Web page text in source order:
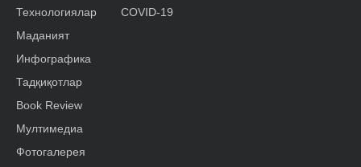
Технологиялар
Маданият
Инфографика
Тадқиқотлар
Book Review
Мултимедиа
Фотогалерея
COVID-19